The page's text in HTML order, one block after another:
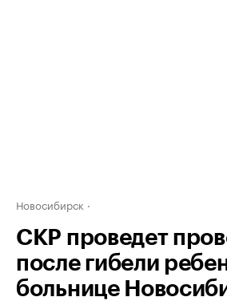
Новосибирск
СКР проведет
после гибели
больнице